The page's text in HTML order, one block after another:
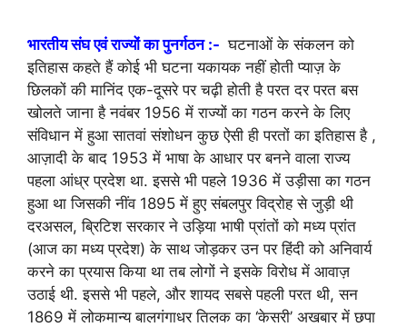
भारतीय संघ एवं राज्यों का पुनर्गठन :- घटनाओं के संकलन को
इतिहास कहते हैं कोई भी घटना यकायक नहीं होती प्याज़ के
छिलकों की मानिंद एक-दूसरे पर चढ़ी होती है परत दर परत बस
खोलते जाना है नवंबर 1956 में राज्यों का गठन करने के लिए
संविधान में हुआ सातवां संशोधन कुछ ऐसी ही परतों का इतिहास है ,
आज़ादी के बाद 1953 में भाषा के आधार पर बनने वाला राज्य
पहला आंध्र प्रदेश था. इससे भी पहले 1936 में उड़ीसा का गठन
हुआ था जिसकी नींव 1895 में हुए संबलपुर विद्रोह से जुड़ी थी
दरअसल, ब्रिटिश सरकार ने उड़िया भाषी प्रांतों को मध्य प्रांत
(आज का मध्य प्रदेश) के साथ जोड़कर उन पर हिंदी को अनिवार्य
करने का प्रयास किया था तब लोगों ने इसके विरोध में आवाज़
उठाई थी. इससे भी पहले, और शायद सबसे पहली परत थी, सन
1869 में लोकमान्य बालगंगाधर तिलक का ‘केसरी’ अखबार में छपा